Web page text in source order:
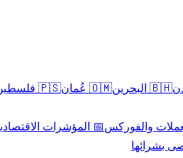
🇧🇭 البحرين 🇴🇲 عُمان
🇵🇸 فلسطين
والفوركس📅 المؤشرات
بشرائها